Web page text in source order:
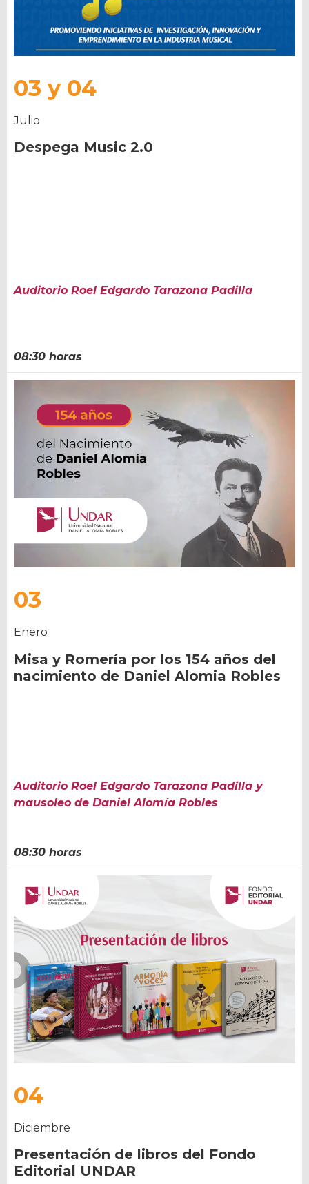
03 y 04
Julio
Despega Music 2.0
Auditorio Roel Edgardo Tarazona Padilla
08:30 horas
03
Enero
Misa y Romería por los 154 años del
nacimiento de Daniel Alomia Robles
Auditorio Roel Edgardo Tarazona Padilla y
mausoleo de Daniel Alomía Robles
08:30 horas
04
Diciembre
Presentación de libros del Fondo
Editorial UNDAR